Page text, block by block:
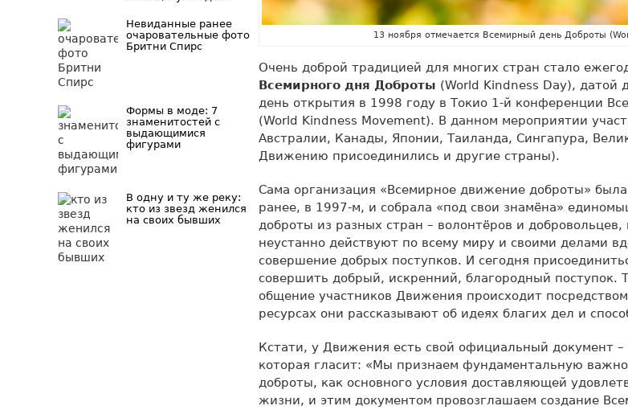
13 ноября отмечается Всемирный день Доброты
Очень доброй традицией для многих стран стало
Всемирного дня Доброты (World Kindness Day), датой
день открытия в 1998 году в Токио 1-й конференции
(World Kindness Movement). В данном мероприятии
Австралии, Канады, Японии, Таиланда, Сингапура,
Движению присоединились и другие страны).
Сама организация «Всемирное движение доброты»
ранее, в 1997-м, и собрала «под свои знамёна»
доброты из разных стран – волонтёров и добровольцев,
неустанно действуют по всему миру и своими делами
совершение добрых поступков. И сегодня
совершить добрый, искренний, благородный поступок.
общение участников Движения происходит
ресурсах они рассказывают об идеях благих дел и
Кстати, у Движения есть свой официальный документ
которая гласит: «Мы признаем фундаментальную
доброты, как основного условия доставляющей
жизни, и этим документом провозглашаем создание
Невиданные ранее
очаровательные фото
Бритни Спирс
Формы в моде: 7
знаменитостей с
выдающимися
фигурами
В одну и ту же реку:
кто из звезд женился
на своих бывших